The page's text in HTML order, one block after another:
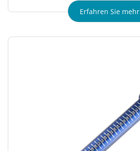
Erfahren Sie mehr